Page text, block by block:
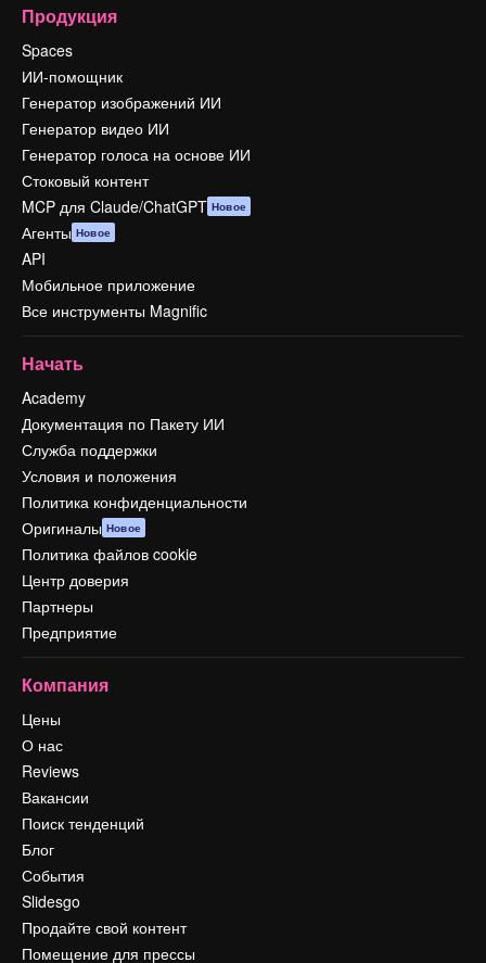
Продукция
Spaces
ИИ-помощник
Генератор изображений ИИ
Генератор видео ИИ
Генератор голоса на основе ИИ
Стоковый контент
MCP для Claude/ChatGPT Новое
Агенты Новое
API
Мобильное приложение
Все инструменты Magnific
Начать
Academy
Документация по Пакету ИИ
Служба поддержки
Условия и положения
Политика конфиденциальности
Оригиналы Новое
Политика файлов cookie
Центр доверия
Партнеры
Предприятие
Компания
Цены
О нас
Reviews
Вакансии
Поиск тенденций
Блог
События
Slidesgo
Продайте свой контент
Помещение для прессы